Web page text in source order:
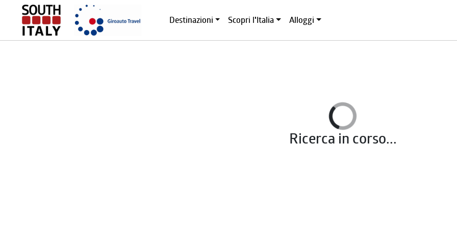
Destinazioni Scopri l'Italia Alloggi
Ricerca in corso...